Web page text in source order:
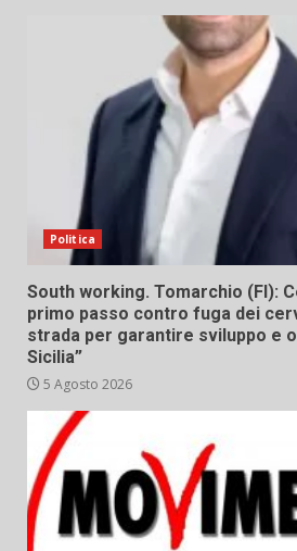
Politica
South working. Tomarchio (FI):
primo passo contro fuga dei
strada per garantire sviluppo e
Sicilia”
5 Agosto 2026